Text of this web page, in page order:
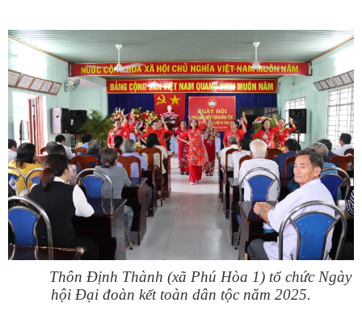
Thôn Định Thành (xã Phú Hòa 1) tổ chức Ngày
hội Đại đoàn kết toàn dân tộc năm 2025.